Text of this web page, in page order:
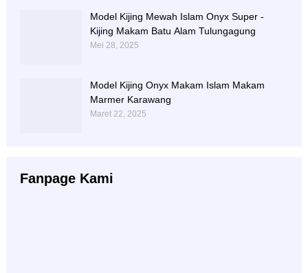
Model Kijing Mewah Islam Onyx Super -
Kijing Makam Batu Alam Tulungagung
Mei 28, 2025
Model Kijing Onyx Makam Islam Makam
Marmer Karawang
Maret 22, 2025
Fanpage Kami